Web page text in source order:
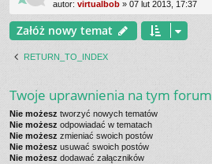
S autor: virtualbob » 07 lut 2013, 17:37
Załóż nowy temat
RETURN_TO_INDEX
Twoje uprawnienia na tym forum
Nie możesz tworzyć nowych tematów
Nie możesz odpowiadać w tematach
Nie możesz zmieniać swoich postów
Nie możesz usuwać swoich postów
Nie możesz dodawać załączników